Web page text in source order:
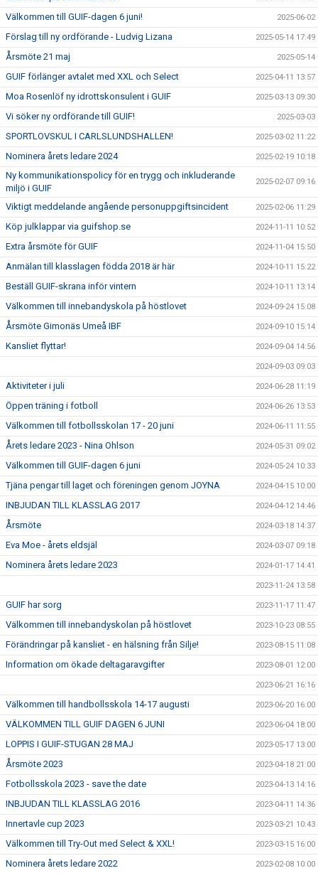
Välkommen till GUIF-dagen 6 juni! 2025-06-02
Förslag till ny ordförande - Ludvig Lizana 2025-05-14 17:49
Årsmöte 21 maj 2025-05-14
GUIF förlänger avtalet med XXL och Select 2025-04-11 13:57
Moa Rosenlöf ny idrottskonsulent i GUIF 2025-03-13 09:30
Vi söker ny ordförande till GUIF! 2025-03-03
SPORTLOVSKUL I CARLSLUNDSHALLEN! 2025-03-02 11:22
Nominera årets ledare 2024 2025-02-19 10:18
Ny kommunikationspolicy för en trygg och inkluderande
miljö i GUIF
2025-02-07 09:16
Viktigt meddelande angående personuppgiftsincident 2025-02-06 11:29
Köp julklappar via guifshop.se 2024-11-11 10:52
Extra årsmöte för GUIF 2024-11-04 15:50
Anmälan till klasslagen födda 2018 är här 2024-10-11 15:22
Beställ GUIF-skrana inför vintern 2024-10-11 13:14
Välkommen till innebandyskola på höstlovet 2024-09-24 15:08
Årsmöte Gimonäs Umeå IBF 2024-09-10 15:14
Kansliet flyttar! 2024-09-04 14:56
2024-09-03 09:03
Aktiviteter i juli 2024-06-28 11:19
Öppen träning i fotboll 2024-06-26 13:53
Välkommen till fotbollsskolan 17 - 20 juni 2024-06-11 11:55
Årets ledare 2023 - Nina Ohlson 2024-05-31 09:02
Välkommen till GUIF-dagen 6 juni 2024-05-24 10:33
Tjäna pengar till laget och föreningen genom JOYNA 2024-04-15 10:00
INBJUDAN TILL KLASSLAG 2017 2024-04-12 14:46
Årsmöte 2024-03-18 14:37
Eva Moe - årets eldsjäl 2024-03-07 09:18
Nominera årets ledare 2023 2024-01-17 14:41
2023-11-24 13:58
GUIF har sorg 2023-11-17 11:47
Välkommen till innebandyskolan på höstlovet 2023-10-23 08:55
Förändringar på kansliet - en hälsning från Silje! 2023-08-15 11:08
Information om ökade deltagaravgifter 2023-08-01 12:00
2023-06-21 16:16
Välkommen till handbollsskola 14-17 augusti 2023-06-20 16:00
VÄLKOMMEN TILL GUIF DAGEN 6 JUNI 2023-06-04 18:00
LOPPIS I GUIF-STUGAN 28 MAJ 2023-05-17 13:00
Årsmöte 2023 2023-04-18 21:00
Fotbollsskola 2023 - save the date 2023-04-13 14:16
INBJUDAN TILL KLASSLAG 2016 2023-04-11 14:36
Innertavle cup 2023 2023-03-21 10:43
Välkommen till Try-Out med Select & XXL! 2023-03-15 16:00
Nominera årets ledare 2022 2023-02-08 10:00